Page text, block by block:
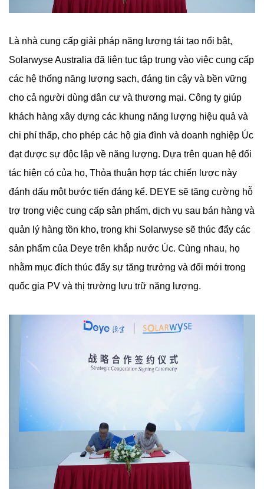
Là nhà cung cấp giải pháp năng lượng tái tạo nổi bật,
Solarwyse Australia đã liên tục tập trung vào việc cung cấp
các hệ thống năng lượng sạch, đáng tin cậy và bền vững
cho cả người dùng dân cư và thương mại. Công ty giúp
khách hàng xây dựng các khung năng lượng hiệu quả và
chi phí thấp, cho phép các hộ gia đình và doanh nghiệp Úc
đạt được sự độc lập về năng lượng. Dựa trên quan hệ đối
tác hiện có của họ, Thỏa thuận hợp tác chiến lược này
đánh dấu một bước tiến đáng kể. DEYE sẽ tăng cường hỗ
trợ trong việc cung cấp sản phẩm, dịch vụ sau bán hàng và
quản lý hàng tồn kho, trong khi Solarwyse sẽ thúc đẩy các
sản phẩm của Deye trên khắp nước Úc. Cùng nhau, họ
nhằm mục đích thúc đẩy sự tăng trưởng và đổi mới trong
quốc gia PV và thị trường lưu trữ năng lượng.